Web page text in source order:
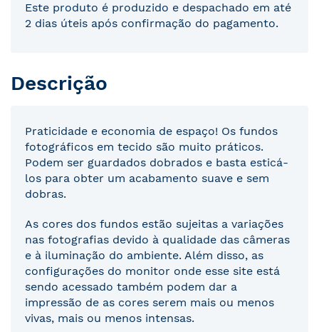
Este produto é produzido e despachado em até
2 dias úteis após confirmação do pagamento.
Descrição
Praticidade e economia de espaço! Os fundos
fotográficos em tecido são muito práticos.
Podem ser guardados dobrados e basta esticá-
los para obter um acabamento suave e sem
dobras.
As cores dos fundos estão sujeitas a variações
nas fotografias devido à qualidade das câmeras
e à iluminação do ambiente. Além disso, as
configurações do monitor onde esse site está
sendo acessado também podem dar a
impressão de as cores serem mais ou menos
vivas, mais ou menos intensas.